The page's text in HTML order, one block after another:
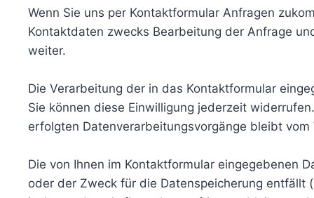
Wenn Sie uns per Kontaktformular Anfragen
Kontaktdaten zwecks Bearbeitung der Anfrage
weiter.
Die Verarbeitung der in das Kontaktformular
Sie können diese Einwilligung jederzeit
erfolgten Datenverarbeitungsvorgänge bleibt
Die von Ihnen im Kontaktformular eingegebenen
oder der Zweck für die Datenspeicherung entfällt